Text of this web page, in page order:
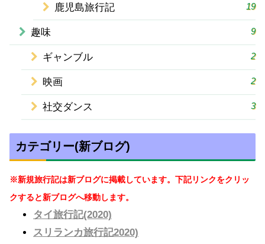
鹿児島旅行記 19
趣味 9
ギャンブル 2
映画 2
社交ダンス 3
カテゴリー(新ブログ)
※新規旅行記は新ブログに掲載しています。下記リンクをクリッ
クすると新ブログへ移動します。
タイ旅行記(2020)
スリランカ旅行記2020)